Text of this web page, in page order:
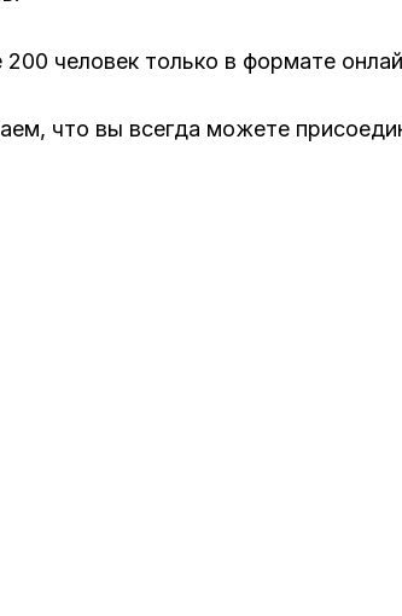
человек только в формате
что вы всегда можете